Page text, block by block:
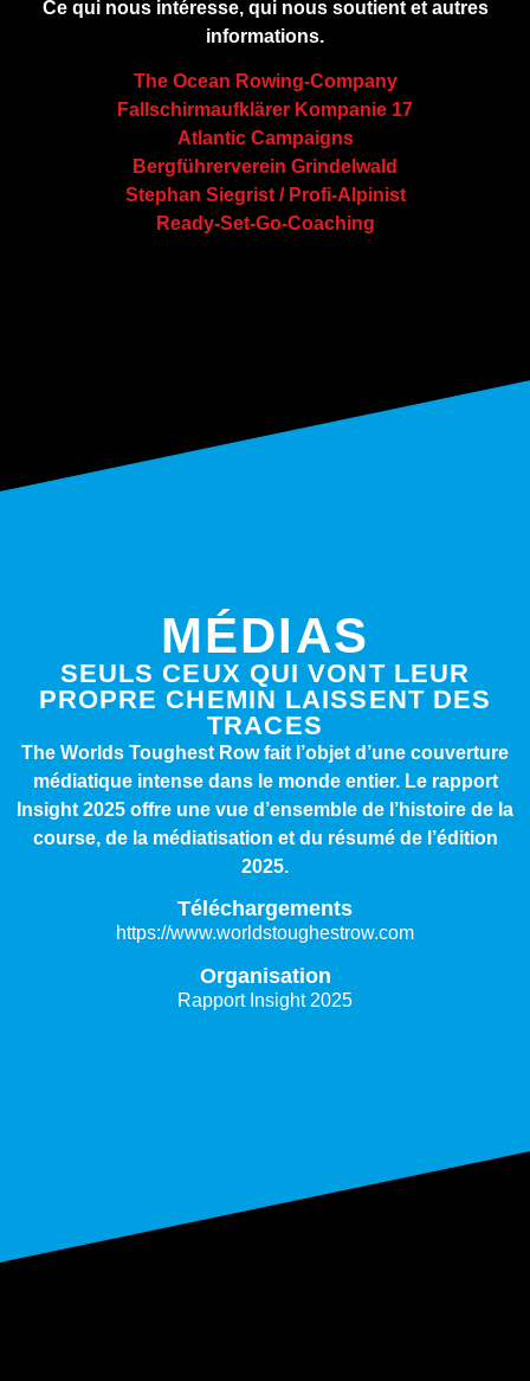
Ce qui nous intéresse, qui nous soutient et autres
informations.
The Ocean Rowing-Company
Fallschirmaufklärer Kompanie 17
Atlantic Campaigns
Bergführerverein Grindelwald
Stephan Siegrist / Profi-Alpinist
Ready-Set-Go-Coaching
MÉDIAS
SEULS CEUX QUI VONT LEUR
PROPRE CHEMIN LAISSENT DES
TRACES
The Worlds Toughest Row fait l’objet d’une couverture
médiatique intense dans le monde entier. Le rapport
Insight 2025 offre une vue d’ensemble de l’histoire de la
course, de la médiatisation et du résumé de l’édition
2025.
Téléchargements
https://www.worldstoughestrow.com
Organisation
Rapport Insight 2025